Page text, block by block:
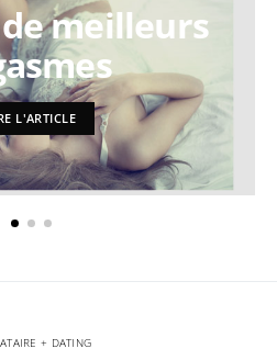
meilleurs
L'ARTICLE
+ DATING